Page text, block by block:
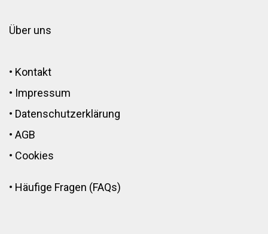
Über uns
• Kontakt
• Impressum
• Datenschutzerklärung
• AGB
• Cookies
• Häufige Fragen (FAQs)